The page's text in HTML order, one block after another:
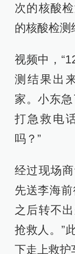
次的核酸
的核酸检测
视频中，
测结果出
家。小东
打急救电
吗？”
经过现场
先送李海
之后转不
抢救人。”
下走上救护